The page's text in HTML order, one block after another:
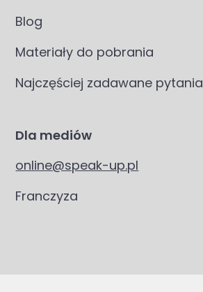
Blog
Materiały do pobrania
Najczęściej zadawane pytania
Dla mediów
online@speak-up.pl
Franczyza